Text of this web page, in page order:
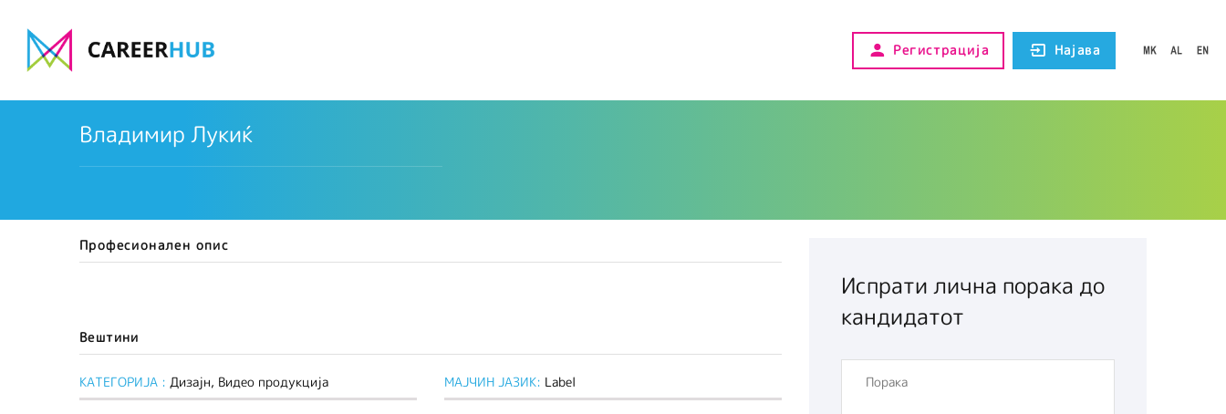
Регистрација Најава
Владимир Лукиќ
Професионален опис
Вештини
КАТЕГОРИЈА : Дизајн, Видео продукција МАЈЧИН ЈАЗИК: Label
Испрати лична порака до
кандидатот